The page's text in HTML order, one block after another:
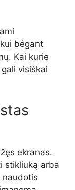
bėgant
Kai kurie
visiškai
ekranas.
stikliuką arba
naudotis